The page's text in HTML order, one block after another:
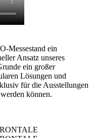
Messestand ein
Ansatz unseres
ein großer
Lösungen und
für die Ausstellungen
können.